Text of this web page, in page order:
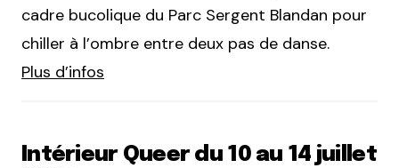
cadre bucolique du Parc Sergent Blandan pour
chiller à l’ombre entre deux pas de danse.
Plus d’infos
Intérieur Queer du 10 au 14 juillet